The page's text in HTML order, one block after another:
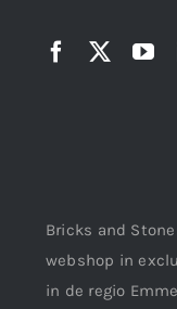
Bricks and
webshop in
in de regio